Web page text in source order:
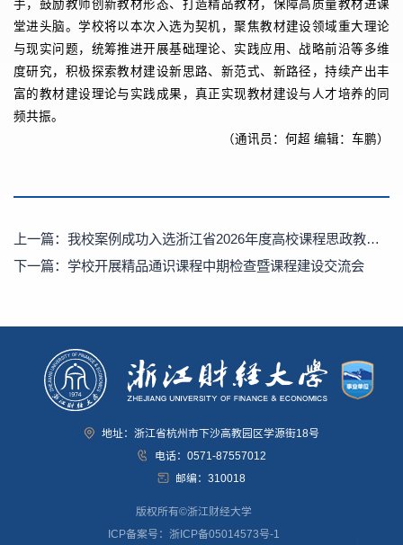
手，鼓励教师创新教材形态、打造精品教材，保障高质量教材进课
堂进头脑。学校将以本次入选为契机，聚焦教材建设领域重大理论
与现实问题，统筹推进开展基础理论、实践应用、战略前沿等多维
度研究，积极探索教材建设新思路、新范式、新路径，持续产出丰
富的教材建设理论与实践成果，真正实现教材建设与人才培养的同
频共振。
（通讯员：何超 编辑：车鹏）
上一篇： 我校案例成功入选浙江省2026年度高校课程思政教学案例
下一篇： 学校开展精品通识课程中期检查暨课程建设交流会
地址：浙江省杭州市下沙高教园区学源街18号
电话：0571-87557012
邮编：310018
版权所有©浙江财经大学
ICP备案号：浙ICP备05014573号-1